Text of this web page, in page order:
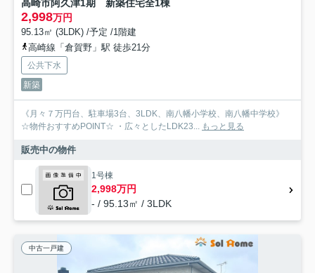
高崎市阿久津1期 新築住宅全1棟
2,998万円
95.13㎡ (3LDK) /予定 /1階建
高崎線「倉賀野」駅 徒歩21分
公共下水
新築
《月々７万円台、駐車場3台、3LDK、南八幡小学校、南八幡中学校》
☆物件おすすめPOINT☆ ・広々としたLDK23...
もっと見る
販売中の物件
1号棟
2,998万円
- / 95.13㎡ / 3LDK
中古一戸建